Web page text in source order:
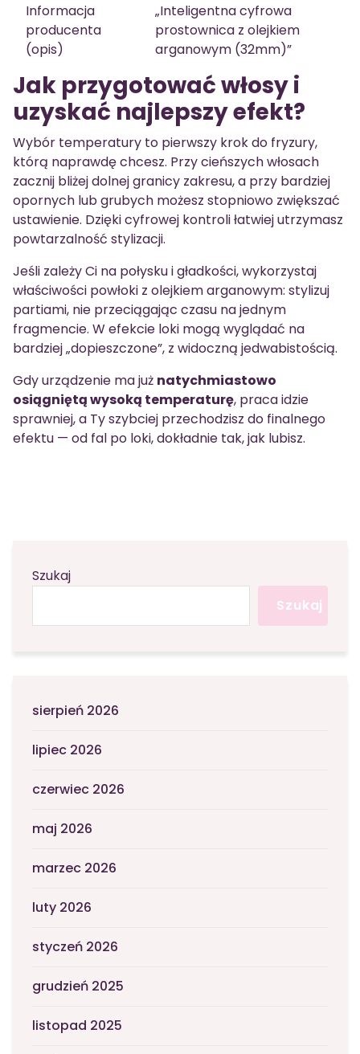
Informacja
producenta
(opis)
„Inteligentna cyfrowa
prostownica z olejkiem
arganowym (32mm)”
Jak przygotować włosy i
uzyskać najlepszy efekt?
Wybór temperatury to pierwszy krok do fryzury,
którą naprawdę chcesz. Przy cieńszych włosach
zacznij bliżej dolnej granicy zakresu, a przy bardziej
opornych lub grubych możesz stopniowo zwiększać
ustawienie. Dzięki cyfrowej kontroli łatwiej utrzymasz
powtarzalność stylizacji.
Jeśli zależy Ci na połysku i gładkości, wykorzystaj
właściwości powłoki z olejkiem arganowym: stylizuj
partiami, nie przeciągając czasu na jednym
fragmencie. W efekcie loki mogą wyglądać na
bardziej „dopieszczone”, z widoczną jedwabistością.
Gdy urządzenie ma już natychmiastowo
osiągniętą wysoką temperaturę, praca idzie
sprawniej, a Ty szybciej przechodzisz do finalnego
efektu — od fal po loki, dokładnie tak, jak lubisz.
Szukaj
Szukaj
sierpień 2026
lipiec 2026
czerwiec 2026
maj 2026
marzec 2026
luty 2026
styczeń 2026
grudzień 2025
listopad 2025